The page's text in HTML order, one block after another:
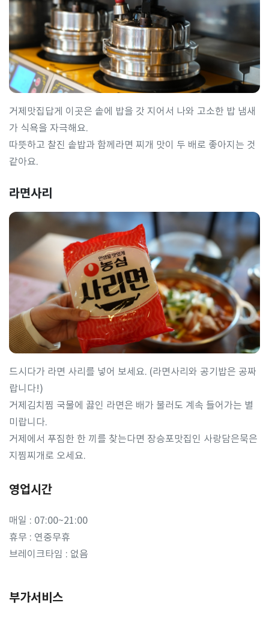
거제맛집답게 이곳은 솥에 밥을 갓 지어서 나와 고소한 밥 냄새
가 식욕을 자극해요.
따뜻하고 찰진 솥밥과 함께라면 찌개 맛이 두 배로 좋아지는 것
같아요.
라면사리
드시다가 라면 사리를 넣어 보세요. (라면사리와 공기밥은 공짜
랍니다!)
거제김치찜 국물에 끓인 라면은 배가 불러도 계속 들어가는 별
미랍니다.
거제에서 푸짐한 한 끼를 찾는다면 장승포맛집인 사랑담은묵은
지찜찌개로 오세요.
영업시간
매일 : 07:00~21:00
휴무 : 연중무휴
브레이크타임 : 없음
부가서비스